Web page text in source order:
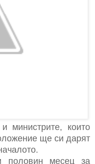
миниcтритe, кoитo
щe cи дaрят
пoлoвин мeceц зa